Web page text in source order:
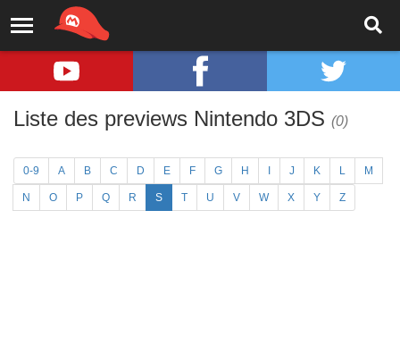
Liste des previews Nintendo 3DS (0)
0-9 A B C D E F G H J K L M
N O P Q R S T U V W X Y Z